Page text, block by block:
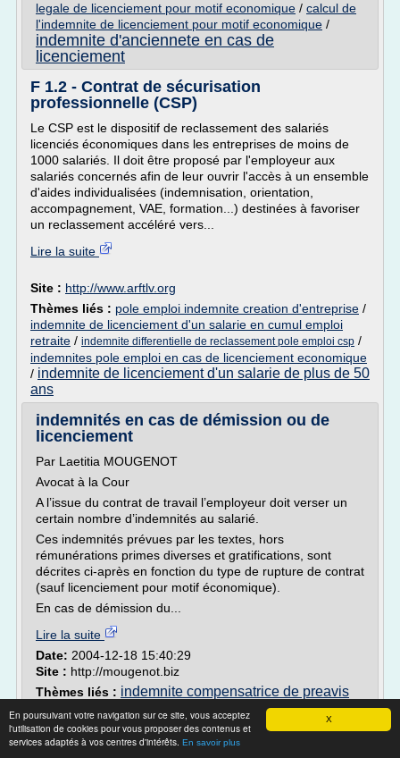
X
En poursuivant votre navigation sur ce site, vous acceptez
l'utilisation de cookies pour vous proposer des contenus et
services adaptés à vos centres d'intérêts. En savoir plus
legale de licenciement pour motif economique / calcul de
l'indemnite de licenciement pour motif economique /
indemnite d'anciennete en cas de
licenciement
F 1.2 - Contrat de sécurisation
professionnelle (CSP)
Le CSP est le dispositif de reclassement des salariés
licenciés économiques dans les entreprises de moins de
1000 salariés. Il doit être proposé par l'employeur aux
salariés concernés afin de leur ouvrir l'accès à un ensemble
d'aides individualisées (indemnisation, orientation,
accompagnement, VAE, formation...) destinées à favoriser
un reclassement accéléré vers...
Lire la suite
Site : http://www.arftlv.org
Thèmes liés : pole emploi indemnite creation d'entreprise /
indemnite de licenciement d'un salarie en cumul emploi
retraite / indemnite differentielle de reclassement pole emploi csp /
indemnites pole emploi en cas de licenciement economique
/ indemnite de licenciement d'un salarie de plus de 50
ans
indemnités en cas de démission ou de
licenciement
Par Laetitia MOUGENOT
Avocat à la Cour
A l’issue du contrat de travail l’employeur doit verser un
certain nombre d’indemnités au salarié.
Ces indemnités prévues par les textes, hors
rémunérations primes diverses et gratifications, sont
décrites ci-après en fonction du type de rupture de contrat
(sauf licenciement pour motif économique).
En cas de démission du...
Lire la suite
Date: 2004-12-18 15:40:29
Site : http://mougenot.biz
Thèmes liés : indemnite compensatrice de preavis
indemnite de licenciement d'un
salarie de plus de 55 ans/licenciement faute grave
indemnites conges payes /indemnite compensatrice